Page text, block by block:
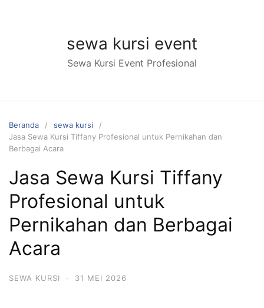
sewa kursi event
Sewa Kursi Event Profesional
Beranda
sewa kursi
Jasa Sewa Kursi Tiffany Profesional untuk Pernikahan dan
Berbagai Acara
Jasa Sewa Kursi Tiffany
Profesional untuk
Pernikahan dan Berbagai
Acara
SEWA KURSI · 31 MEI 2026